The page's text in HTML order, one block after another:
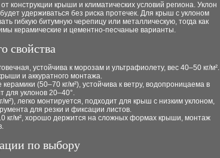
конструкции крыши и климатических условий региона. Уклон
удерживаться без риска протечек. Для крыш с уклоном
гибкую битумную черепицу или металлическую, тогда как
керамические и цементно-песчаные варианты.
свойства
устойчива к морозам и ультрафиолету, вес 40–50 кг/м².
и аккуратного монтажа.
(50–70 кг/м²), устойчива к ветру, водопроницаема в
для уклонов 20–40°.
м²), легко монтируется, подходит для крыш с низким уклоном,
для резки и фиксации листов.
кг/м², хорошо держится на сложных формах крыши, монтаж
по выбору